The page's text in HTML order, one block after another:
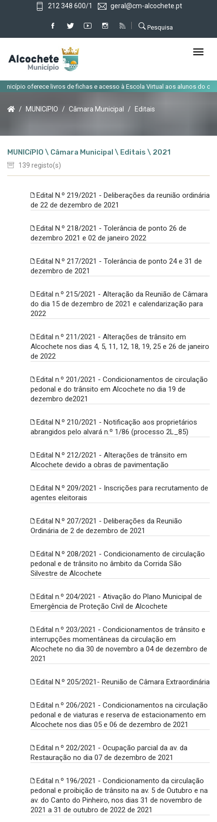
212 348 600/1 geral@cm-alcochete.pt
Pesquisa
livros de fichas e acesso à Escola Virtual aos alunos do concelho |
MUNICíPIO Câmara Municipal Editais
MUNICíPIO \ Câmara Municipal \ Editais \ 2021
139 registo(s)
Edital N.º 219/2021 - Deliberações da reunião ordinária
de 22 de dezembro de 2021
Edital N.º 218/2021 - Tolerância de ponto 26 de
dezembro 2021 e 02 de janeiro 2022
Edital N.º 217/2021 - Tolerância de ponto 24 e 31 de
dezembro de 2021
Edital n.º 215/2021 - Alteração da Reunião de Câmara
do dia 15 de dezembro de 2021 e calendarização para
2022
Edital n.º 211/2021 - Alterações de trânsito em
Alcochete nos dias 4, 5, 11, 12, 18, 19, 25 e 26 de janeiro
de 2022
Edital n.º 201/2021 - Condicionamentos de circulação
pedonal e do trânsito em Alcochete no dia 19 de
dezembro de2021
Edital N.º 210/2021 - Notificação aos proprietários
abrangidos pelo alvará n.º 1/86 (processo 2L_85)
Edital N.º 212/2021 - Alterações de trânsito em
Alcochete devido a obras de pavimentação
Edital N.º 209/2021 - Inscrições para recrutamento de
agentes eleitorais
Edital N.º 207/2021 - Deliberações da Reunião
Ordinária de 2 de dezembro de 2021
Edital N.º 208/2021 - Condicionamento de circulação
pedonal e de trânsito no âmbito da Corrida São
Silvestre de Alcochete
Edital n.º 204/2021 - Ativação do Plano Municipal de
Emergência de Proteção Civil de Alcochete
Edital n.º 203/2021 - Condicionamentos de trânsito e
interrupções momentâneas da circulação em
Alcochete no dia 30 de novembro a 04 de dezembro de
2021
Edital N.º 205/2021- Reunião de Câmara Extraordinária
Edital n.º 206/2021 - Condicionamentos na circulação
pedonal e de viaturas e reserva de estacionamento em
Alcochete nos dias 05 e 06 de dezembro de 2021
Edital n.º 202/2021 - Ocupação parcial da av. da
Restauração no dia 07 de dezembro de 2021
Edital n.º 196/2021 - Condicionamento da circulação
pedonal e proibição de trânsito na av. 5 de Outubro e na
av. do Canto do Pinheiro, nos dias 31 de novembro de
2021 a 31 de outubro de 2022 de 2021